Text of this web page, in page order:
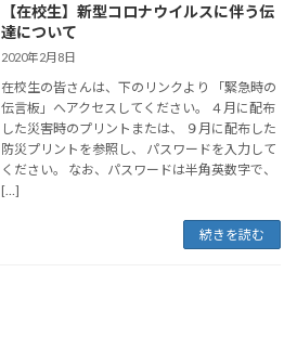
【在校生】新型コロナウイルスに伴う伝
達について
2020年2月8日
在校生の皆さんは、下のリンクより 「緊急時の
伝言板」へアクセスしてください。 ４月に配布
した災害時のプリントまたは、 ９月に配布した
防災プリントを参照し、 パスワードを入力して
ください。 なお、パスワードは半角英数字で、
[…]
続きを読む